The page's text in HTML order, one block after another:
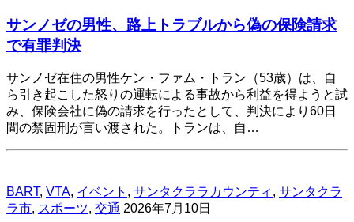
サンノゼの男性、路上トラブルから偽の保険請求
で有罪判決
サンノゼ在住の男性ケン・ファム・トラン（53歳）は、自
ら引き起こした怒りの運転による事故から利益を得ようと試
み、保険会社に偽の請求を行ったとして、判決により60日
間の禁固刑が言い渡された。トランは、自…
BART, VTA, イベント , サンタクララカウンティ , サンタクラ
ラ市, スポーツ, 交通 2026年7月10日